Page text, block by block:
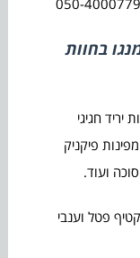
בחוות
יריד חגיגי
פיקניק
ועוד.
פטל וענבי